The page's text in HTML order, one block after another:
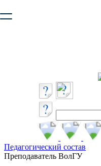
безопасную работу с
Педагогический состав
Преподаватель ВолГУ